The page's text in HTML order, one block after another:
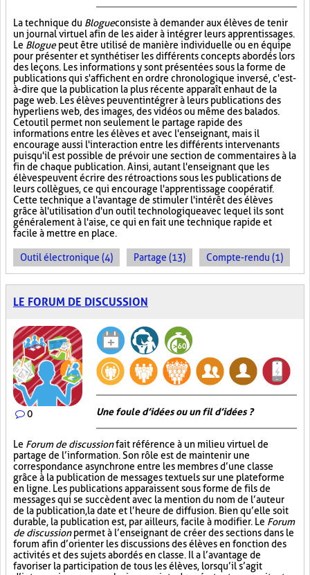
La technique du Blogueconsiste à demander aux élèves de tenir
un journal virtuel afin de les aider à intégrer leurs apprentissages.
Le Bloguepeut être utilisé de manière individuelle ou en équipe
pour présenter et synthétiser les différents concepts abordés lors
des leçons. Les informations y sont présentées sous la forme de
publications qui s'affichent en ordre chronologique inversé, c'est-
à-dire que la publication la plus récente apparaît en haut de la
page web. Les élèves peuvent intégrer à leurs publications des
hyperliens web, des images, des vidéos ou même des balados.
Cet outil permet non seulement le partage rapide des
informations entre les élèves et avec l'enseignant, mais il
encourage aussi l'interaction entre les différents intervenants
puisqu'il est possible de prévoir une section de commentaires à la
fin de chaque publication. Ainsi, autant l'enseignant que les
élèves peuvent écrire des rétroactions sous les publications de
leurs collègues, ce qui encourage l'apprentissage coopératif.
Cette technique a l'avantage de stimuler l'intérêt des élèves
grâce à l'utilisation d'un outil technologique avec lequel ils sont
généralement à l'aise, ce qui en fait une technique rapide et
facile à mettre en place.
Outil électronique (4) Partage (13) Compte-rendu (1)
LE FORUM DE DISCUSSION
0 Une foule d’idées ou un fil d’idées ?
Le Forum de discussionfait référence à un milieu virtuel de
partage de l’information. Son rôle est de maintenir une
correspondance asynchrone entre les membres d’une classe
grâce à la publication de messages textuels sur une plateforme
en ligne. Les publications apparaissent sous forme de fils de
messages qui se succèdent avec la mention du nom de l’auteur
de la publication, la date et l’heure de diffusion. Bien qu’elle soit
durable, la publication est, par ailleurs, facile à modifier. Le Forum
de discussionpermet à l’enseignant de créer des sections dans le
forum afin d’orienter les discussions des élèves en fonction des
activités et des sujets abordés en classe. Il a l’avantage de
favoriser la participation de tous les élèves, lorsqu’il s’agit